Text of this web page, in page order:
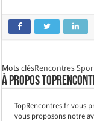
Mots clésRencontres
À propos
TopRencontres.fr vous
vous proposons notre